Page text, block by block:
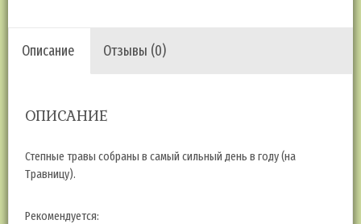
Описание Отзывы (0)
ОПИСАНИЕ
Степные травы собраны в самый сильный день в году (на
Травницу).
Рекомендуется: